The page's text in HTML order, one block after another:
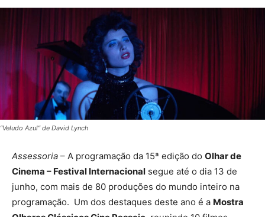
“Veludo Azul” de David Lynch
Assessoria – A programação da 15ª edição do Olhar de
Cinema – Festival Internacional segue até o dia 13 de
junho, com mais de 80 produções do mundo inteiro na
programação. Um dos destaques deste ano é a Mostra